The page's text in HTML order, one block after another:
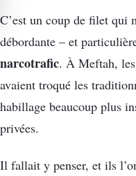
C’est un coup de filet qui
débordante – et
narcotrafic. À Meftah, les
avaient troqué les
habillage beaucoup plus
privées.
Il fallait y penser, et ils